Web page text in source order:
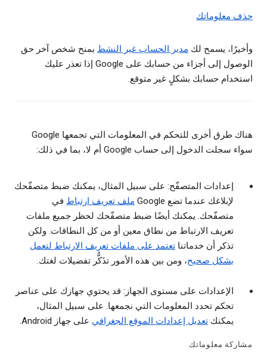
حذف معلوماتك
وأخيرًا، يسمح لك مدير الحساب غير النشط بمنح شخص آخر حق
الوصول إلى أجزاء من حسابك على Google إذا تعذر عليك
استخدام حسابك بشكلٍ غير متوقع.
هناك طرق أخرى للتحكم في المعلومات التي تجمعها Google
سواء سجلت الدخول إلى حساب Google أم لا، بما في ذلك:
إعدادات المتصفّح: على سبيل المثال، يمكنك ضبط متصفّحك
لإبلاغك عندما تضع Google
ملف تعريف ارتباط في
متصفّحك. يمكنك أيضًا ضبط متصفّحك لحظر جميع ملفات
تعريف الارتباط من نطاق معين أو من كل النطاقات. ولكن
تذكر أن خدماتنا تعتمد على ملفات تعريف الارتباط لتعمل
بشكل صحيح، ومن بين هذه الأمور تذَكُّر تفضيلات لغتك.
الإعدادات على مستوى الجهاز: قد يحتوي جهازك على عناصر
تحكم تحدد المعلومات التي نجمعها. على سبيل المثال،
يمكنك تعديل إعدادات الموقع الجغرافي على جهاز Android.
مشاركة معلوماتك